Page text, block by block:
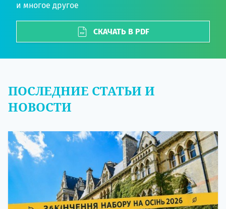
и многое другое
СКАЧАТЬ В PDF
ПОСЛЕДНИЕ СТАТЬИ И
НОВОСТИ